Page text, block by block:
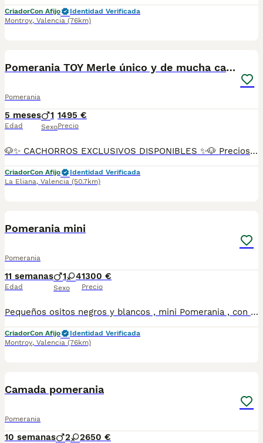
CriadorCon Afijo
Identidad Verificada
Montroy, Valencia (76km)
Pomerania TOY Merle único y de mucha calidad
Pomerania
5 meses
Edad
1
Sexo
1495 €
Precio
🐶✨ CACHORROS EXCLUSIVOS DISPONIBLES ✨🐶 Preciosos cachorros criados en ambiente familiar, rodeados de amor y cuidados desde el primer día ❤️ Totalmente socializados, cariñosos y acostumbrados al contacto con personas. 📦 Se entregan con todas las garantías: ✔️ Cartilla sanitaria ✔️ Vacunación al día 💉 ✔️ Desparasitación completa ✅ ✔️ Garantía vírica 😷 ✔️ Garantía congénita 👌 ✔️ Contrato de entrega ✍️ 📸 Síguenos en Instagram: @fincapaunais para ver fotos y vídeos reales ⚠️ Disponibilidad limitada ⚠️ Se reservan rápido. 📲 Contacto directo por WhatsApp: 671 454 202 Solo personas responsables
CriadorCon Afijo
Identidad Verificada
La Eliana, Valencia (50.7km)
Pomerania mini
Pomerania
11 semanas
Edad
1 4
Sexo
1300 €
Precio
Pequeños ositos negros y blancos , mini Pomerania , con mucha calidad . El padre pesa 1.4 kg y la madre 2,8 kg. Son ultra bonitos y con muy buen carácter. Criamos nuestros perros dentro de nuestra casa y los amamos mucho . Puedes venir a verlos en persona .
CriadorCon Afijo
Identidad Verificada
Montroy, Valencia (76km)
Camada pomerania
Pomerania
10 semanas 2 2650 €